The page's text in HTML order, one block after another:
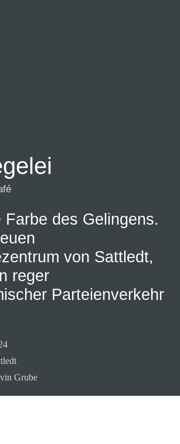
Farbe des Gelingens.
von Sattledt,
reger
Parteienverkehr
Grube